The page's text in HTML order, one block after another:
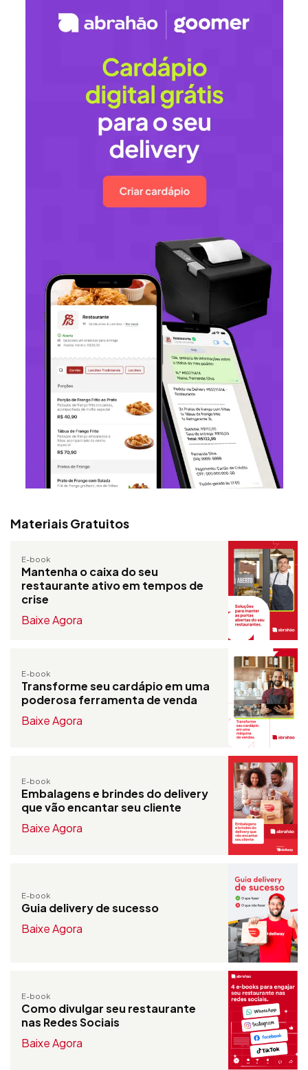
Materiais Gratuitos
E-book
Mantenha o caixa do seu
restaurante ativo em tempos de
crise
Baixe Agora
E-book
Transforme seu cardápio em uma
poderosa ferramenta de venda
Baixe Agora
E-book
Embalagens e brindes do delivery
que vão encantar seu cliente
Baixe Agora
E-book
Guia delivery de sucesso
Baixe Agora
E-book
Como divulgar seu restaurante
nas Redes Sociais
Baixe Agora